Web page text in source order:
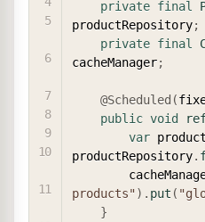
private final
productRepository;
private final
cacheManager;
@Scheduled (
public void
var
productRepository.
products") . put (
}